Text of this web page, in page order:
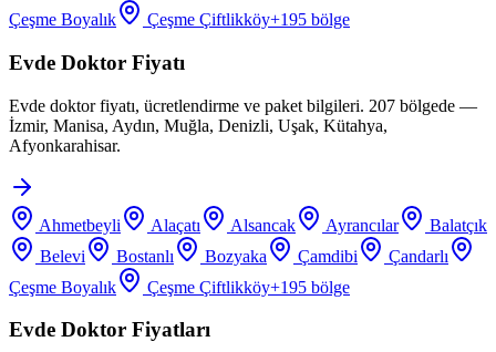
Çeşme Boyalık
Çeşme Çiftlikköy+195 bölge
Evde Doktor Fiyatı
Evde doktor fiyatı, ücretlendirme ve paket bilgileri. 207 bölgede —
İzmir, Manisa, Aydın, Muğla, Denizli, Uşak, Kütahya,
Afyonkarahisar.
Ahmetbeyli Alaçatı Alsancak Ayrancılar
Balatçık
Belevi
Bostanlı Bozyaka Çamdibi
Çandarlı
Çeşme Boyalık
Çeşme Çiftlikköy+195 bölge
Evde Doktor Fiyatları